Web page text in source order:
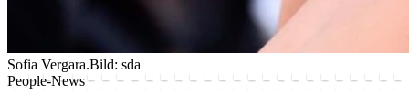
Sofia Vergara.Bild: sda
People-News